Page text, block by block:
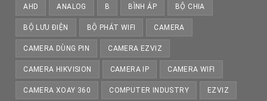
AHD ANALOG B BÌNH ÁP BỘ CHIA
BỘ LƯU ĐIỆN BỘ PHÁT WIFI CAMERA
CAMERA DÙNG PIN CAMERA EZVIZ
CAMERA HIKVISION CAMERA IP CAMERA WIFI
CAMERA XOAY 360 COMPUTER INDUSTRY EZVIZ